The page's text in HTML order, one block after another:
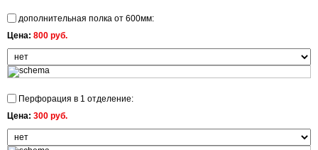
дополнительная полка от 600мм:
Цена: 800 руб.
Перфорация в 1 отделение:
Цена: 300 руб.